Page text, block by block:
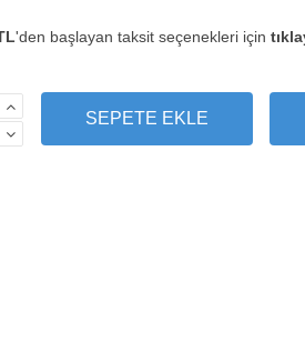
'den başlayan taksit seçenekleri için